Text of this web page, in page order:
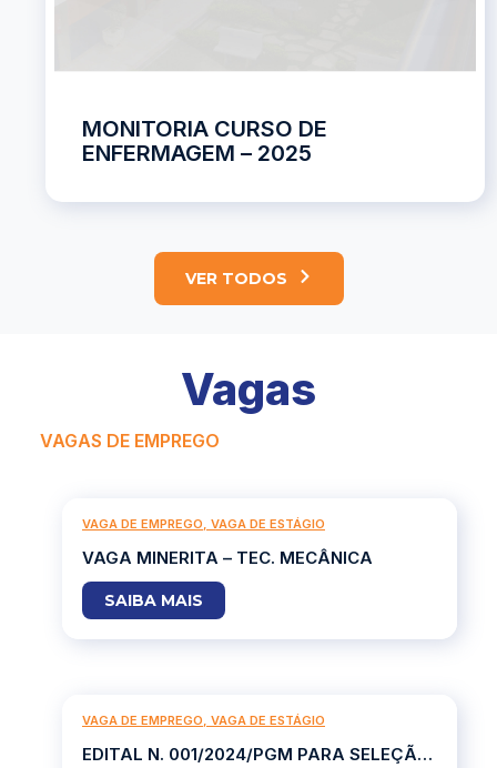
MONITORIA CURSO DE
ENFERMAGEM – 2025
VER TODOS
Vagas
VAGAS DE EMPREGO
VAGA DE EMPREGO, VAGA DE ESTÁGIO
VAGA MINERITA – TEC. MECÂNICA
SAIBA MAIS
VAGA DE EMPREGO, VAGA DE ESTÁGIO
EDITAL N. 001/2024/PGM PARA SELEÇÃO